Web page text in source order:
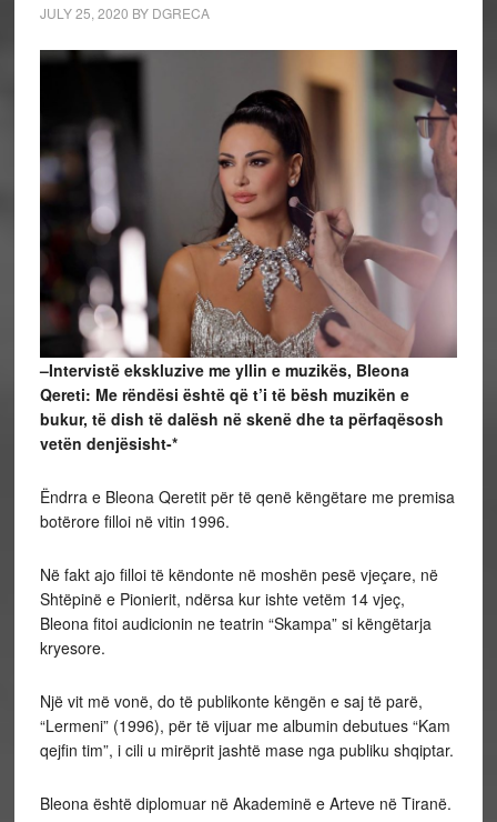
JULY 25, 2020 BY DGRECA
–Intervistë ekskluzive me yllin e muzikës, Bleona
Qereti: Me rëndësi është që t’i të bësh muzikën e
bukur, të dish të dalësh në skenë dhe ta përfaqësosh
vetën denjësisht-*
Ëndrra e Bleona Qeretit për të qenë këngëtare me premisa
botërore filloi në vitin 1996.
Në fakt ajo filloi të këndonte në moshën pesë vjeçare, në
Shtëpinë e Pionierit, ndërsa kur ishte vetëm 14 vjeç,
Bleona fitoi audicionin ne teatrin “Skampa” si këngëtarja
kryesore.
Një vit më vonë, do të publikonte këngën e saj të parë,
“Lermeni” (1996), për të vijuar me albumin debutues “Kam
qejfin tim”, i cili u mirëprit jashtë mase nga publiku shqiptar.
Bleona është diplomuar në Akademinë e Arteve në Tiranë.